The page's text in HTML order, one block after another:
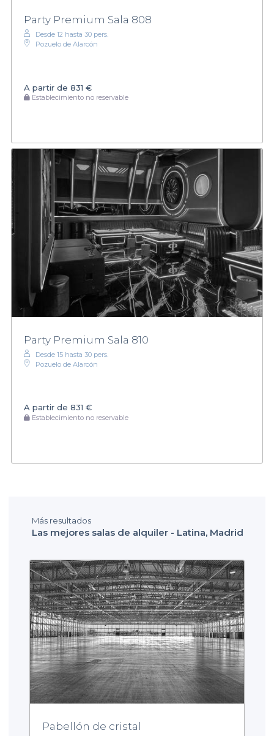
Party Premium Sala 808
Desde 12 hasta 30 pers.
Pozuelo de Alarcón
A partir de 831 €
Establecimiento no reservable
Party Premium Sala 810
Desde 15 hasta 30 pers.
Pozuelo de Alarcón
A partir de 831 €
Establecimiento no reservable
Más resultados
Las mejores salas de alquiler - Latina, Madrid
Pabellón de cristal